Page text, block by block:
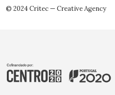
© 2024 Critec — Creative Agency